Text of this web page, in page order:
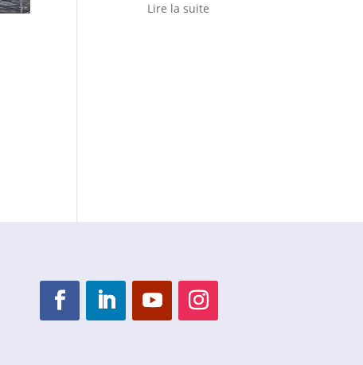
Lire la suite